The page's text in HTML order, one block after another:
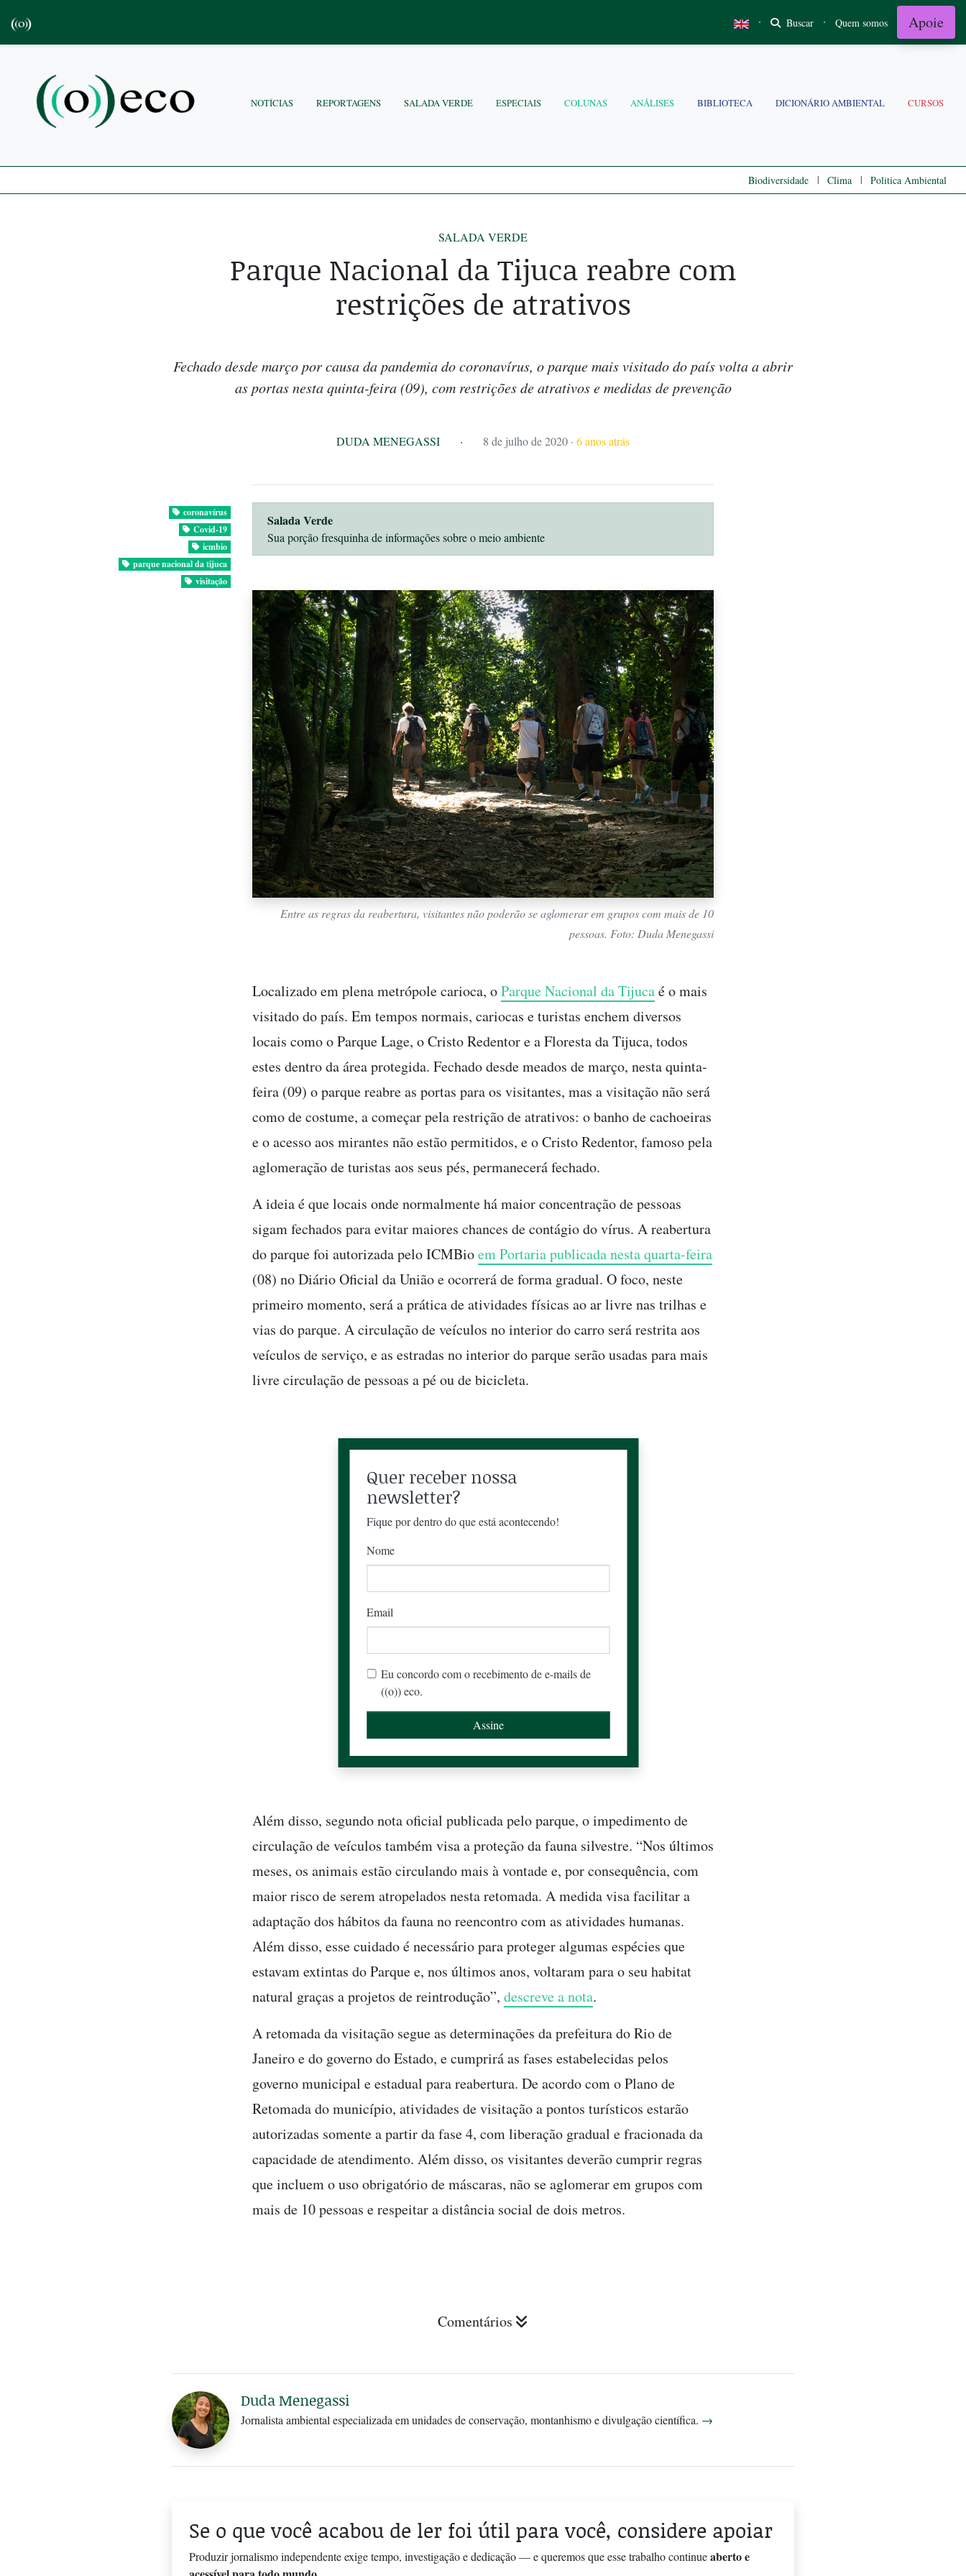
· Buscar · Quem somos Apoie
NOTÍCIAS REPORTAGENS SALADA VERDE ESPECIAIS COLUNAS ANÁLISES BIBLIOTECA DICIONÁRIO AMBIENTAL CURSOS
Biodiversidade | Clima | Politica Ambiental
SALADA VERDE
Parque Nacional da Tijuca reabre com
restrições de atrativos
Fechado desde março por causa da pandemia do coronavírus, o parque mais visitado do país volta a abrir
as portas nesta quinta-feira (09), com restrições de atrativos e medidas de prevenção
DUDA MENEGASSI · 8 de julho de 2020 · 6 anos atrás
coronavírus
Covid-19
icmbio
parque nacional da tijuca
visitação
Salada Verde
Sua porção fresquinha de informações sobre o meio ambiente
Entre as regras da reabertura, visitantes não poderão se aglomerar em grupos com mais de 10
pessoas. Foto: Duda Menegassi
Localizado em plena metrópole carioca, oParque Nacional da Tijucaé o mais
visitado do país. Em tempos normais, cariocas e turistas enchem diversos
locais como o Parque Lage, o Cristo Redentor e a Floresta da Tijuca, todos
estes dentro da área protegida. Fechado desde meados de março, nesta quinta-
feira (09) o parque reabre as portas para os visitantes, mas a visitação não será
como de costume, a começar pela restrição de atrativos: o banho de cachoeiras
e o acesso aos mirantes não estão permitidos, e o Cristo Redentor, famoso pela
aglomeração de turistas aos seus pés, permanecerá fechado.
A ideia é que locais onde normalmente há maior concentração de pessoas
sigam fechados para evitar maiores chances de contágio do vírus. A reabertura
do parque foi autorizada pelo ICMBioem Portaria publicada nesta quarta-feira
(08) no Diário Oficial da União e ocorrerá de forma gradual. O foco, neste
primeiro momento, será a prática de atividades físicas ao ar livre nas trilhas e
vias do parque. A circulação de veículos no interior do carro será restrita aos
veículos de serviço, e as estradas no interior do parque serão usadas para mais
livre circulação de pessoas a pé ou de bicicleta.
Quer receber nossa
newsletter?
Fique por dentro do que está acontecendo!
Nome
Email
Eu concordo com o recebimento de e-mails de
((o)) eco.
Além disso, segundo nota oficial publicada pelo parque, o impedimento de
circulação de veículos também visa a proteção da fauna silvestre. “Nos últimos
meses, os animais estão circulando mais à vontade e, por consequência, com
maior risco de serem atropelados nesta retomada. A medida visa facilitar a
adaptação dos hábitos da fauna no reencontro com as atividades humanas.
Além disso, esse cuidado é necessário para proteger algumas espécies que
estavam extintas do Parque e, nos últimos anos, voltaram para o seu habitat
natural graças a projetos de reintrodução”, descreve a nota.
A retomada da visitação segue as determinações da prefeitura do Rio de
Janeiro e do governo do Estado, e cumprirá as fases estabelecidas pelos
governo municipal e estadual para reabertura. De acordo com o Plano de
Retomada do município, atividades de visitação a pontos turísticos estarão
autorizadas somente a partir da fase 4, com liberação gradual e fracionada da
capacidade de atendimento. Além disso, os visitantes deverão cumprir regras
que incluem o uso obrigatório de máscaras, não se aglomerar em grupos com
mais de 10 pessoas e respeitar a distância social de dois metros.
Comentários
Duda Menegassi
Jornalista ambiental especializada em unidades de conservação, montanhismo e divulgação científica. →
Se o que você acabou de ler foi útil para você, considere apoiar
Produzir jornalismo independente exige tempo, investigação e dedicação — e queremos que esse trabalho continueaberto e